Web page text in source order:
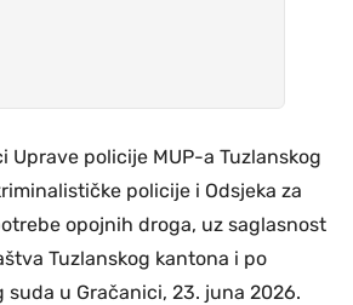
Uprave policije MUP-a Tuzlanskog
policije i Odsjeka za
opojnih droga, uz saglasnost
Tuzlanskog kantona i po
suda u Gračanici, 23. juna 2026.